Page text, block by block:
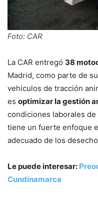
Foto: CAR
La CAR entregó 38
Madrid, como parte de
vehículos de tracción
es optimizar la gestión
condiciones laborales
tiene un fuerte enfoque
adecuado de los
Le puede interesar:
Cundinamarca